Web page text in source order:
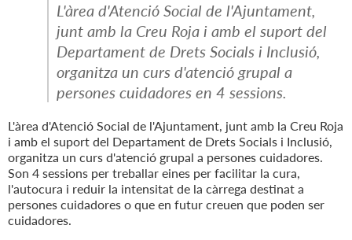
L'àrea d'Atenció Social de l'Ajuntament,
junt amb la Creu Roja i amb el suport del
Departament de Drets Socials i Inclusió,
organitza un curs d'atenció grupal a
persones cuidadores en 4 sessions.
L'àrea d'Atenció Social de l'Ajuntament, junt amb la Creu Roja
i amb el suport del Departament de Drets Socials i Inclusió,
organitza un curs d'atenció grupal a persones cuidadores.
Son 4 sessions per treballar eines per facilitar la cura,
l'autocura i reduir la intensitat de la càrrega destinat a
persones cuidadores o que en futur creuen que poden ser
cuidadores.